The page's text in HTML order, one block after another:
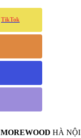
TikTok
MOREWOOD HÀ NỘI